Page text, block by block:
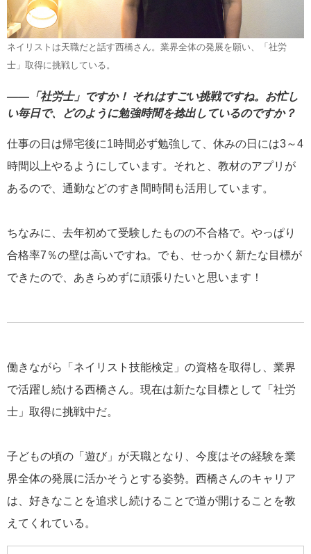
ネイリストは天職だと話す西橋さん。業界全体の発展を願い、「社労
士」取得に挑戦している。
――「社労士」ですか！ それはすごい挑戦ですね。お忙し
い毎日で、どのように勉強時間を捻出しているのですか？
仕事の日は帰宅後に1時間必ず勉強して、休みの日には3～4
時間以上やるようにしています。それと、教材のアプリが
あるので、通勤などのすき間時間も活用しています。
ちなみに、去年初めて受験したものの不合格で。やっぱり
合格率7％の壁は高いですね。でも、せっかく新たな目標が
できたので、あきらめずに頑張りたいと思います！
働きながら「ネイリスト技能検定」の資格を取得し、業界
で活躍し続ける西橋さん。現在は新たな目標として「社労
士」取得に挑戦中だ。
子どもの頃の「遊び」が天職となり、今度はその経験を業
界全体の発展に活かそうとする姿勢。西橋さんのキャリア
は、好きなことを追求し続けることで道が開けることを教
えてくれている。